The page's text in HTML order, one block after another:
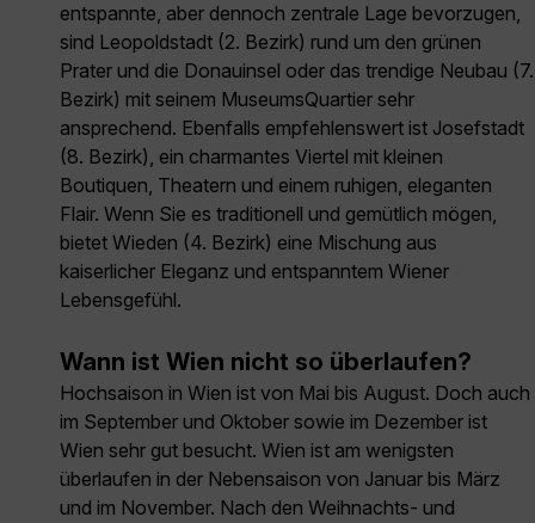
entspannte, aber dennoch zentrale Lage bevorzugen,
sind Leopoldstadt (2. Bezirk) rund um den grünen
Prater und die Donauinsel oder das trendige Neubau (7.
Bezirk) mit seinem MuseumsQuartier sehr
ansprechend. Ebenfalls empfehlenswert ist Josefstadt
(8. Bezirk), ein charmantes Viertel mit kleinen
Boutiquen, Theatern und einem ruhigen, eleganten
Flair. Wenn Sie es traditionell und gemütlich mögen,
bietet Wieden (4. Bezirk) eine Mischung aus
kaiserlicher Eleganz und entspanntem Wiener
Lebensgefühl.
Wann ist Wien nicht so überlaufen?
Hochsaison in Wien ist von Mai bis August. Doch auch
im September und Oktober sowie im Dezember ist
Wien sehr gut besucht. Wien ist am wenigsten
überlaufen in der Nebensaison von Januar bis März
und im November. Nach den Weihnachts- und